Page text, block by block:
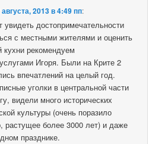
августа, 2013 в 4:49 пп:
увидеть достопримечательности
с местными жителями и оценить
кухни рекомендуем
Игоря. Были на Крите 2
впечатлений на целый год.
уголки в центральной части
видели много исторических
культуры (очень поразило
растущее более 3000 лет) и даже
празднике.